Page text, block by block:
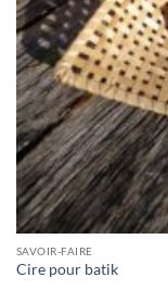
SAVOIR-FAIRE
Cire pour batik